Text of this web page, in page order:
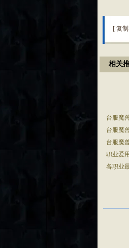
[复制
相关
台服魔
台服魔
台服魔
职业爱
各职业